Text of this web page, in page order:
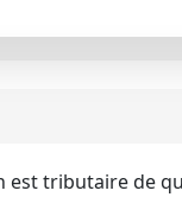
tributaire de